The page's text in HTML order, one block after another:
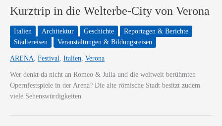
Kurztrip in die Welterbe-City von Verona
Italien Architektur Geschichte
Reportagen & Berichte
Städtereisen
Veranstaltungen & Bildungsreisen
ARENA, Festival, Italien, Verona
Wer denkt da nicht an Romeo & Julia und die weltweit berühmten
Opernfestspiele in der Arena? Die alte römische Stadt besitzt zudem
viele Sehenswürdigkeiten